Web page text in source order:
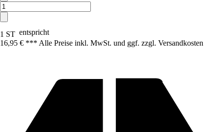
1 ST entspricht
16,95 € *** Alle Preise inkl. MwSt. und ggf. zzgl. Versandkosten